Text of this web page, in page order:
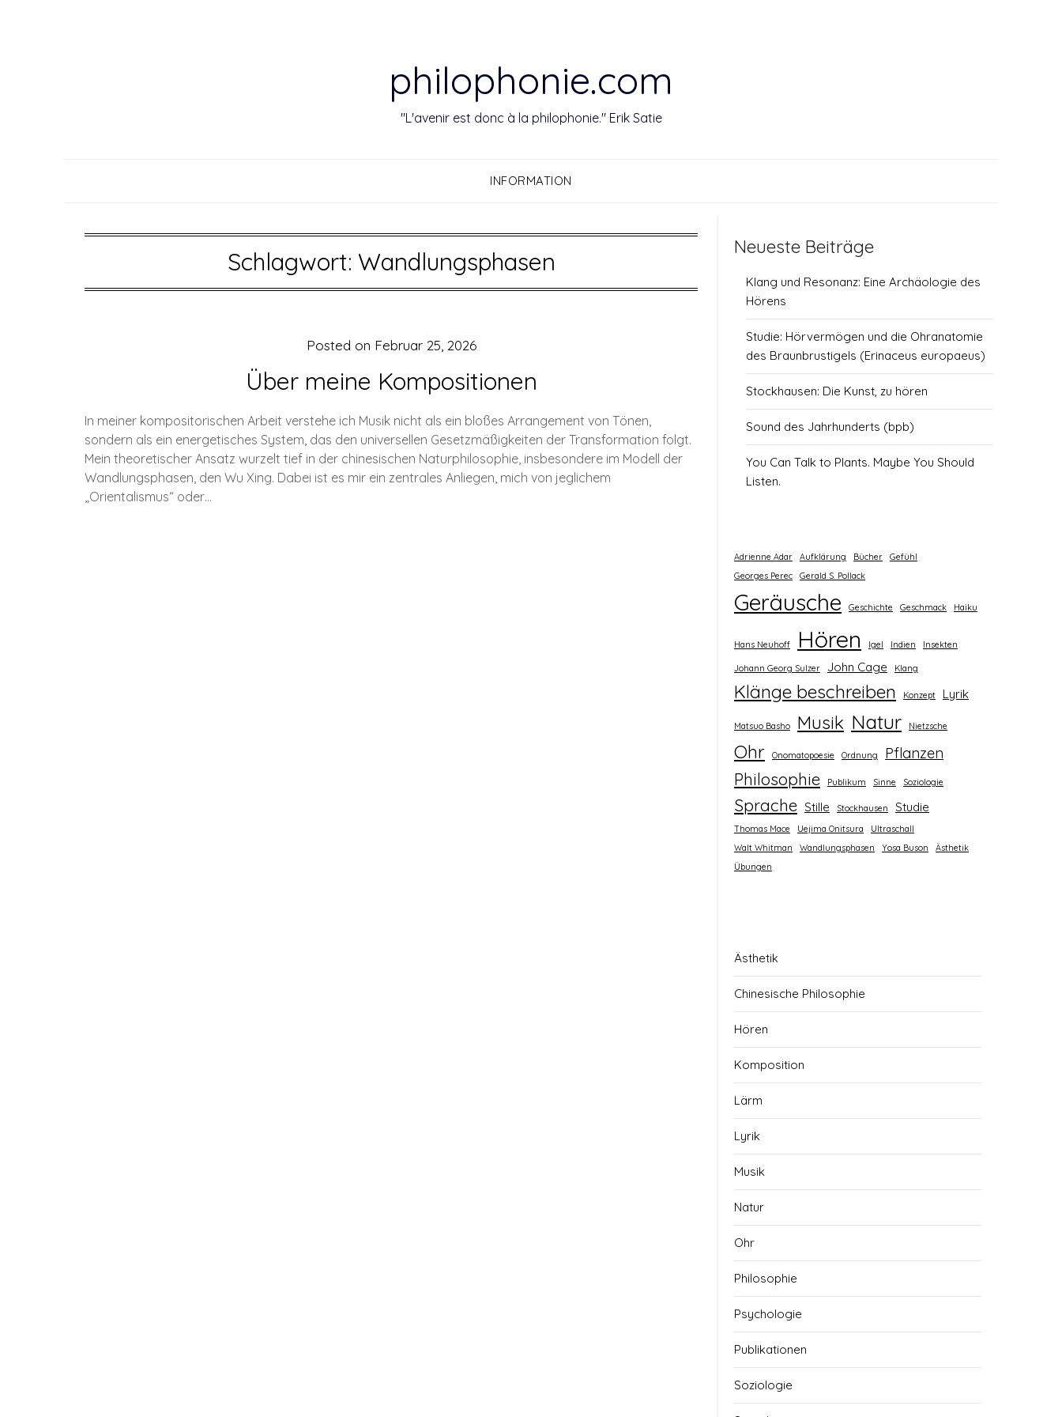
philophonie.com
"L'avenir est donc à la philophonie." Erik Satie
INFORMATION
Schlagwort: Wandlungsphasen
Über meine Kompositionen
Posted on Februar 25, 2026
In meiner kompositorischen Arbeit verstehe ich Musik nicht als ein bloßes Arrangement von Tönen,
sondern als ein energetisches System, das den universellen Gesetzmäßigkeiten der Transformation folgt.
Mein theoretischer Ansatz wurzelt tief in der chinesischen Naturphilosophie, insbesondere im Modell der
Wandlungsphasen, den Wu Xing. Dabei ist es mir ein zentrales Anliegen, mich von jeglichem
„Orientalismus“ oder…
Neueste Beiträge
Klang und Resonanz: Eine Archäologie des
Hörens
Studie: Hörvermögen und die Ohranatomie
des Braunbrustigels (Erinaceus europaeus)
Stockhausen: Die Kunst, zu hören
Sound des Jahrhunderts (bpb)
You Can Talk to Plants. Maybe You Should
Listen.
Adrienne Adar Aufklärung Bücher
Gefühl
Georges Perec
Gerald S. Pollack
Geräusche Geschichte Geschmack Haiku
Hans Neuhoff Hören Igel Indien Insekten
Johann Georg Sulzer John Cage Klang
Klänge beschreiben Konzept Lyrik
Matsuo Basho Musik Natur Nietzsche
Ohr Onomatopoesie Ordnung Pflanzen
Philosophie Publikum Sinne Soziologie
Sprache Stille Stockhausen Studie
Thomas Mace Uejima Onitsura
Ultraschall
Walt Whitman
Wandlungsphasen Yosa Buson
Ästhetik
Übungen
Ästhetik
Chinesische Philosophie
Hören
Komposition
Lärm
Lyrik
Musik
Natur
Ohr
Philosophie
Psychologie
Publikationen
Soziologie